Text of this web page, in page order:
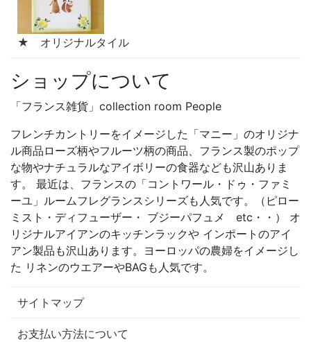
★ オリジナルタイル
ショップについて
「フランス雑貨」collection room People
フレンチカントリーをイメージした「マニー」のオリジナ
ル商品ローズ柄やフルーツ柄の商品、フランス製のポップ
な物やナチュラルなアイボリーの食器なども沢山ありま
す。 最近は、フランスの「コントワール・ドゥ・ファミ
ーユ」ルームフレグランスシリーズも人気です。（ピロー
ミスト・ディフューザー・ ブジーパフュメ etc・・） オ
リジナルアイアンのキッチンラックや インポートのアイ
アン製品も沢山あります。ヨーロッパの農婦をイメージし
た リネンのウエアーやBAGも人気です。
サイトマップ
お支払い方法について